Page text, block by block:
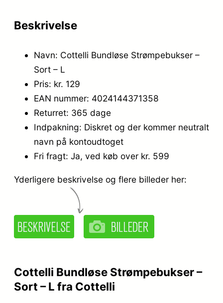
Beskrivelse
Navn: Cottelli Bundløse Strømpebukser –
Sort – L
Pris: kr. 129
EAN nummer: 4024144371358
Returret: 365 dage
Indpakning: Diskret og der kommer neutralt
navn på kontoudtoget
Fri fragt: Ja, ved køb over kr. 599
Yderligere beskrivelse og flere billeder her:
Cottelli Bundløse Strømpebukser –
Sort – L fra Cottelli